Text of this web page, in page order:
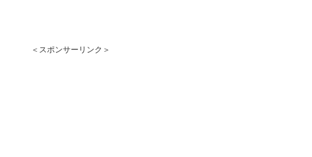
＜スポンサーリンク＞